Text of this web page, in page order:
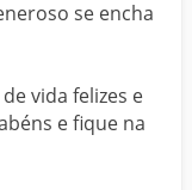
se encha
vida felizes e
e fique na